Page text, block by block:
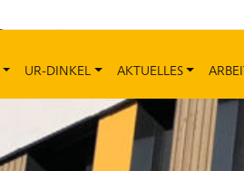
UR-DINKEL AKTUELLES